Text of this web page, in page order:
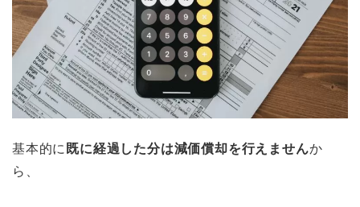
基本的に 既に経過した分は減価償却を行えませんか
ら、